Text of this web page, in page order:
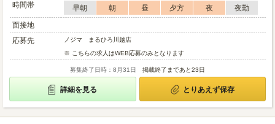
時間帯
早朝 朝 昼 夕方 夜
夜勤
面接地
応募先
ノジマ まるひろ川越店
※ こちらの求人はWEB応募のみとなります
募集終了日時：8月31日 掲載終了まであと23日
詳細を見る とりあえず保存